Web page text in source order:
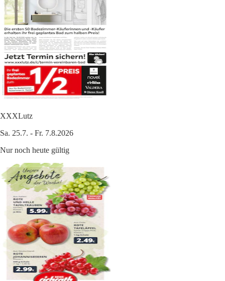
XXXLutz
Sa. 25.7. - Fr. 7.8.2026
Nur noch heute gültig